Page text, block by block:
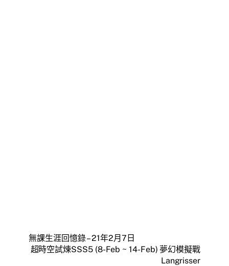
無課生涯回憶錄 – 21年2月7日
超時空試煉SSS5 (8-Feb ~ 14-Feb) 夢幻模擬戰
Langrisser